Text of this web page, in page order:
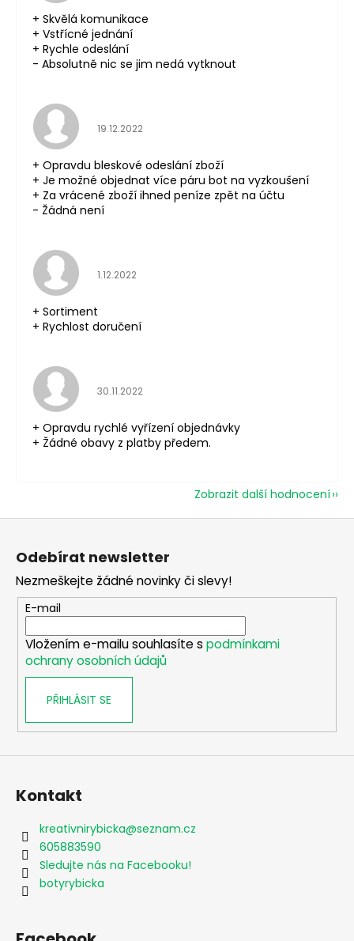
+ Skvělá komunikace
+ Vstřícné jednání
+ Rychle odeslání
- Absolutně nic se jim nedá vytknout
Hodnocení obchodu je 5 z 5 hvězdiček.
19.12.2022
+ Opravdu bleskové odeslání zboží
+ Je možné objednat více páru bot na vyzkoušení
+ Za vrácené zboží ihned peníze zpět na účtu
- Žádná není
Hodnocení obchodu je 5 z 5 hvězdiček.
1.12.2022
+ Sortiment
+ Rychlost doručení
Hodnocení obchodu je 5 z 5 hvězdiček.
30.11.2022
+ Opravdu rychlé vyřízení objednávky
+ Žádné obavy z platby předem.
Zobrazit další hodnocení
Z
Odebírat newsletter
Nezmeškejte žádné novinky či slevy!
E-mail
Vložením e-mailu souhlasíte s podmínkami
ochrany osobních údajů
PŘIHLÁSIT SE
Kontakt
kreativnirybicka@seznam.cz
605883590
Sledujte nás na Facebooku!
botyrybicka